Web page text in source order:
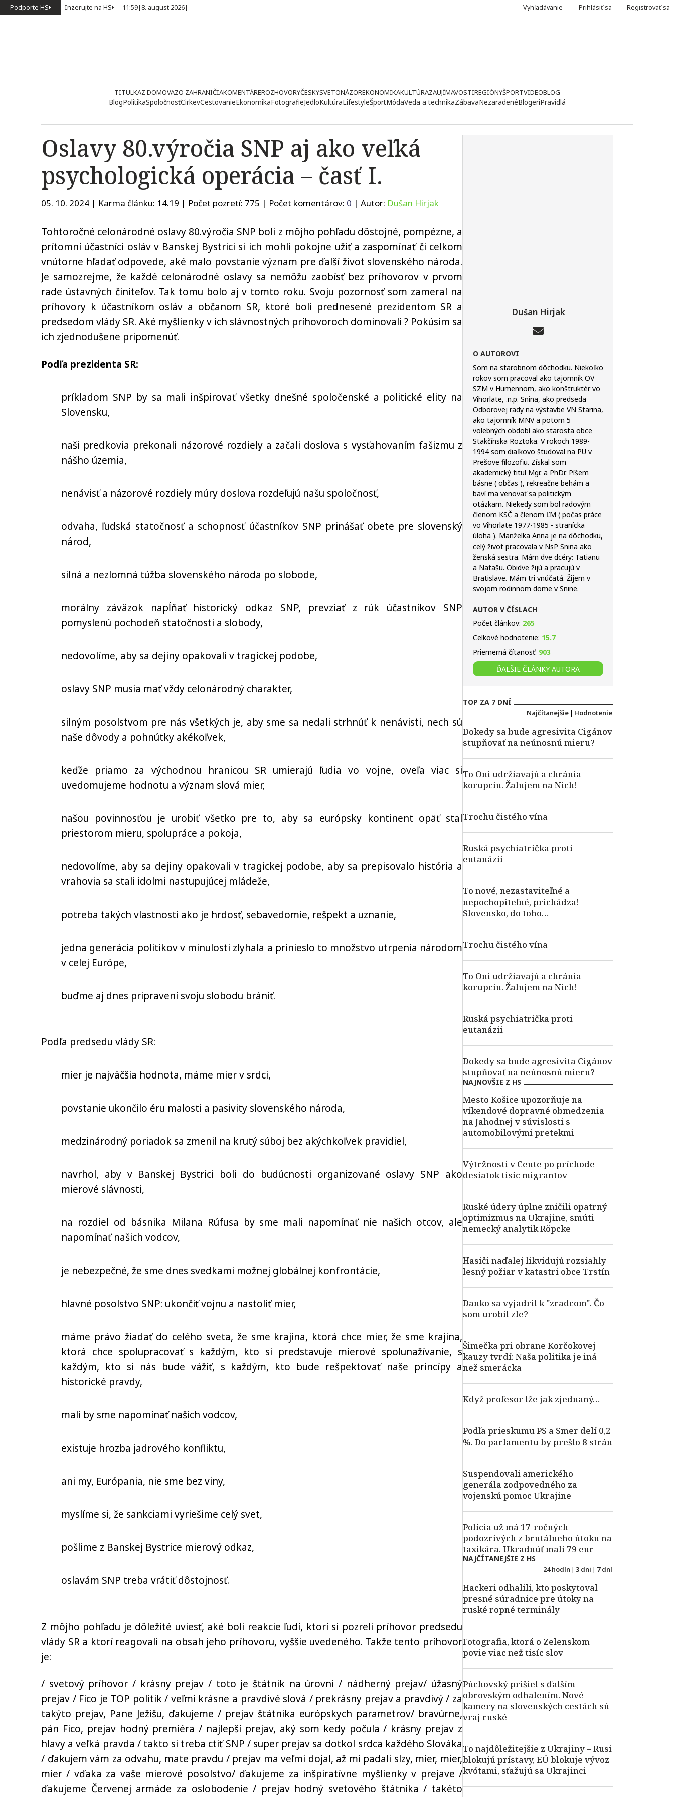
Podporte HS Inzerujte na HS 11:59| 8. august 2026| Vyhľadávanie Prihlásiť sa Registrovať sa
TITULKAZ DOMOVAZO ZAHRANIČIAKOMENTÁREROZHOVORYČESKYSVETONÁZOREKONOMIKAKULTÚRAZAUJÍMAVOSTIREGIÓNYŠPORTVIDEOBLOG
BlogPolitikaSpoločnosťCirkevCestovanieEkonomikaFotografieJedloKultúraLifestyleŠportMódaVeda a technikaZábavaNezaradenéBlogeriPravidlá
Oslavy 80.výročia SNP aj ako veľká
psychologická operácia – časť I.
05. 10. 2024 | Karma článku: 14.19 | Počet pozretí: 775 | Počet komentárov: 0 | Autor: Dušan Hirjak
Tohtoročné celonárodné oslavy 80.výročia SNP boli z môjho pohľadu dôstojné, pompézne, a
prítomní účastníci osláv v Banskej Bystrici si ich mohli pokojne užiť a zaspomínať či celkom
vnútorne hľadať odpovede, aké malo povstanie význam pre ďalší život slovenského národa.
Je samozrejme, že každé celonárodné oslavy sa nemôžu zaobísť bez príhovorov v prvom
rade ústavných činiteľov. Tak tomu bolo aj v tomto roku. Svoju pozornosť som zameral na
príhovory k účastníkom osláv a občanom SR, ktoré boli prednesené prezidentom SR a
predsedom vlády SR. Aké myšlienky v ich slávnostných príhovoroch dominovali ? Pokúsim sa
ich zjednodušene pripomenúť.
Podľa prezidenta SR:
príkladom SNP by sa mali inšpirovať všetky dnešné spoločenské a politické elity na
Slovensku,
naši predkovia prekonali názorové rozdiely a začali doslova s vysťahovaním fašizmu z
nášho územia,
nenávisť a názorové rozdiely múry doslova rozdeľujú našu spoločnosť,
odvaha, ľudská statočnosť a schopnosť účastníkov SNP prinášať obete pre slovenský
národ,
silná a nezlomná túžba slovenského národa po slobode,
morálny záväzok napĺňať historický odkaz SNP, prevziať z rúk účastníkov SNP
pomyslenú pochodeň statočnosti a slobody,
nedovolíme, aby sa dejiny opakovali v tragickej podobe,
oslavy SNP musia mať vždy celonárodný charakter,
silným posolstvom pre nás všetkých je, aby sme sa nedali strhnúť k nenávisti, nech sú
naše dôvody a pohnútky akékoľvek,
keďže priamo za východnou hranicou SR umierajú ľudia vo vojne, oveľa viac si
uvedomujeme hodnotu a význam slová mier,
našou povinnosťou je urobiť všetko pre to, aby sa európsky kontinent opäť stal
priestorom mieru, spolupráce a pokoja,
nedovolíme, aby sa dejiny opakovali v tragickej podobe, aby sa prepisovalo história a
vrahovia sa stali idolmi nastupujúcej mládeže,
potreba takých vlastnosti ako je hrdosť, sebavedomie, rešpekt a uznanie,
jedna generácia politikov v minulosti zlyhala a prinieslo to množstvo utrpenia národom
v celej Európe,
buďme aj dnes pripravení svoju slobodu brániť.
Podľa predsedu vlády SR:
mier je najväčšia hodnota, máme mier v srdci,
povstanie ukončilo éru malosti a pasivity slovenského národa,
medzinárodný poriadok sa zmenil na krutý súboj bez akýchkoľvek pravidiel,
navrhol, aby v Banskej Bystrici boli do budúcnosti organizované oslavy SNP ako
mierové slávnosti,
na rozdiel od básnika Milana Rúfusa by sme mali napomínať nie našich otcov, ale
napomínať našich vodcov,
je nebezpečné, že sme dnes svedkami možnej globálnej konfrontácie,
hlavné posolstvo SNP: ukončiť vojnu a nastoliť mier,
máme právo žiadať do celého sveta, že sme krajina, ktorá chce mier, že sme krajina,
ktorá chce spolupracovať s každým, kto si predstavuje mierové spolunažívanie, s
každým, kto si nás bude vážiť, s každým, kto bude rešpektovať naše princípy a
historické pravdy,
mali by sme napomínať našich vodcov,
existuje hrozba jadrového konfliktu,
ani my, Európania, nie sme bez viny,
myslíme si, že sankciami vyriešime celý svet,
pošlime z Banskej Bystrice mierový odkaz,
oslavám SNP treba vrátiť dôstojnosť.
Z môjho pohľadu je dôležité uviesť, aké boli reakcie ľudí, ktorí si pozreli príhovor predsedu
vlády SR a ktorí reagovali na obsah jeho príhovoru, vyššie uvedeného. Takže tento príhovor
je:
/ svetový príhovor / krásny prejav / toto je štátnik na úrovni / nádherný prejav/ úžasný
prejav / Fico je TOP politik / veľmi krásne a pravdivé slová / prekrásny prejav a pravdivý / za
takýto prejav, Pane Ježišu, ďakujeme / prejav štátnika európskych parametrov/ bravúrne,
pán Fico, prejav hodný premiéra / najlepší prejav, aký som kedy počula / krásny prejav z
hlavy a veľká pravda / takto si treba ctiť SNP / super prejav sa dotkol srdca každého Slováka
/ ďakujem vám za odvahu, mate pravdu / prejav ma veľmi dojal, až mi padali slzy, mier, mier,
mier / vďaka za vaše mierové posolstvo/ ďakujeme za inšpiratívne myšlienky v prejave /
ďakujeme Červenej armáde za oslobodenie / prejav hodný svetového štátnika / takéto
Dušan Hirjak
O AUTOROVI
Som na starobnom dôchodku. Niekoľko
rokov som pracoval ako tajomník OV
SZM v Humennom, ako konštruktér vo
Vihorlate, .n.p. Snina, ako predseda
Odborovej rady na výstavbe VN Starina,
ako tajomník MNV a potom 5
volebných období ako starosta obce
Stakčínska Roztoka. V rokoch 1989-
1994 som diaľkovo študoval na PU v
Prešove filozofiu. Získal som
akademický titul Mgr. a PhDr. Píšem
básne ( občas ), rekreačne behám a
baví ma venovať sa politickým
otázkam. Niekedy som bol radovým
členom KSČ a členom ĽM ( počas práce
vo Vihorlate 1977-1985 - stranícka
úloha ). Manželka Anna je na dôchodku,
celý život pracovala v NsP Snina ako
ženská sestra. Mám dve dcéry: Tatianu
a Natašu. Obidve žijú a pracujú v
Bratislave. Mám tri vnúčatá. Žijem v
svojom rodinnom dome v Snine.
AUTOR V ČÍSLACH
Počet článkov: 265
Celkové hodnotenie: 15.7
Priemerná čítanosť: 903
ĎALŠIE ČLÁNKY AUTORA
TOP ZA 7 DNÍ
Najčítanejšie | Hodnotenie
Dokedy sa bude agresivita Cigánov
stupňovať na neúnosnú mieru?
To Oni udržiavajú a chránia
korupciu. Žalujem na Nich!
Trochu čistého vína
Ruská psychiatrička proti
eutanázii
To nové, nezastaviteľné a
nepochopiteľné, prichádza!
Slovensko, do toho…
Trochu čistého vína
To Oni udržiavajú a chránia
korupciu. Žalujem na Nich!
Ruská psychiatrička proti
eutanázii
Dokedy sa bude agresivita Cigánov
stupňovať na neúnosnú mieru?
NAJNOVŠIE Z HS
Mesto Košice upozorňuje na
víkendové dopravné obmedzenia
na Jahodnej v súvislosti s
automobilovými pretekmi
Výtržnosti v Ceute po príchode
desiatok tisíc migrantov
Ruské údery úplne zničili opatrný
optimizmus na Ukrajine, smúti
nemecký analytik Röpcke
Hasiči naďalej likvidujú rozsiahly
lesný požiar v katastri obce Trstín
Danko sa vyjadril k "zradcom". Čo
som urobil zle?
Šimečka pri obrane Korčokovej
kauzy tvrdí: Naša politika je iná
než smerácka
Když profesor lže jak zjednaný…
Podľa prieskumu PS a Smer delí 0,2
%. Do parlamentu by prešlo 8 strán
Suspendovali amerického
generála zodpovedného za
vojenskú pomoc Ukrajine
Polícia už má 17-ročných
podozrivých z brutálneho útoku na
taxikára. Ukradnúť mali 79 eur
NAJČÍTANEJŠIE Z HS
24 hodín | 3 dni | 7 dní
Hackeri odhalili, kto poskytoval
presné súradnice pre útoky na
ruské ropné terminály
Fotografia, ktorá o Zelenskom
povie viac než tisíc slov
Púchovský prišiel s ďalším
obrovským odhalením. Nové
kamery na slovenských cestách sú
vraj ruské
To najdôležitejšie z Ukrajiny – Rusi
blokujú prístavy, EÚ blokuje vývoz
kvótami, sťažujú sa Ukrajinci